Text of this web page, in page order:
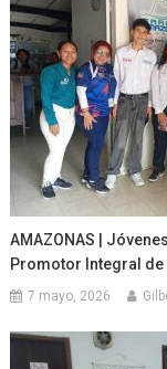
AMAZONAS |
Promotor Integral
7 mayo, 2026